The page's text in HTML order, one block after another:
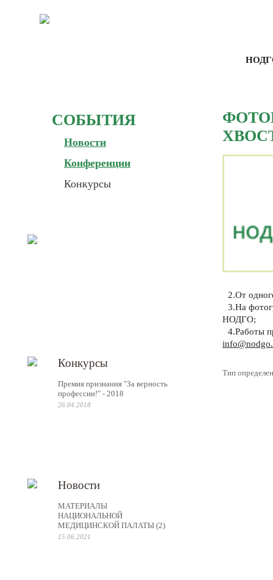
СОБЫТИЯ
Новости
Конференции
Конкурсы
Конкурсы
Премия признания "За верность
профессии!" - 2018
26.04.2018
Новости
МАТЕРИАЛЫ
НАЦИОНАЛЬНОЙ
МЕДИЦИНСКОЙ ПАЛАТЫ (2)
15.06.2021
2.От
3.На
НОДГО;
4.Работы
Тип